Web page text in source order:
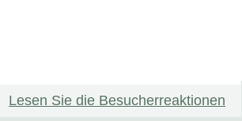
Lesen Sie die Besucherreaktionen